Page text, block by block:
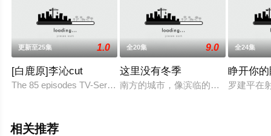
更新至25集 1.0
[白鹿原]李沁cut
The 85 episodes TV-Series is a Chinese 20th century Weihe
全20集 9.0
这里没有冬季
南方的城市，像滨临的海洋一样，丰
全24集
睁开你
罗建平在
相关推荐